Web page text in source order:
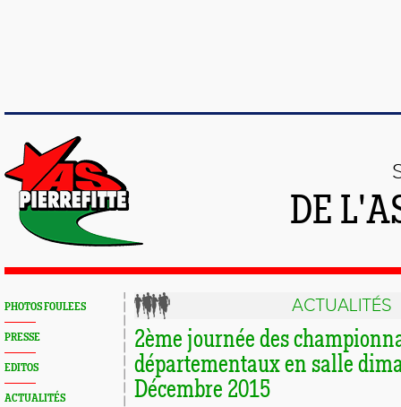
DE
PHOTOS FOULEES
PRESSE
EDITOS
ACTUALITÉS
ACTUALITÉS
2ème journée des
départementaux en salle
Décembre 2015